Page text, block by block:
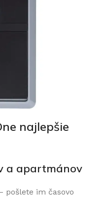
najlepšie
a apartmánov
pošlete im časovo